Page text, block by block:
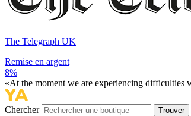
The Telegraph UK
Remise en argent
8%
«At the moment we are experiencing difficulties
Chercher Trouver